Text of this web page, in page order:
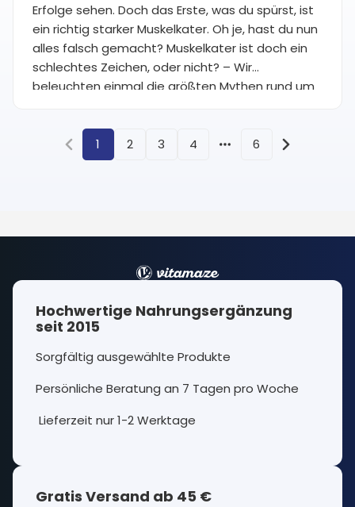
Erfolge sehen. Doch das Erste, was du spürst, ist
ein richtig starker Muskelkater. Oh je, hast du nun
alles falsch gemacht? Muskelkater ist doch ein
schlechtes Zeichen, oder nicht? – Wir
beleuchten einmal die größten Mythen rund um
1 2 3 4 More pages
6
Hochwertige Nahrungsergänzung
seit 2015
Sorgfältig ausgewählte Produkte
Persönliche Beratung an 7 Tagen pro Woche
Lieferzeit nur 1-2 Werktage
Gratis Versand ab 45 €